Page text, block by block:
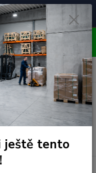
⭐ 4.7/5 (50 recenzí)
- KAŽDÝ PÁTEK
Menu
Hledat
0 ks
za 0,00 Kč
ještě tento